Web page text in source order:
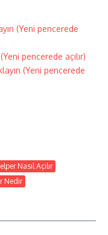
(Yeni pencerede
pencerede açılır)
(Yeni pencerede
Nasıl Açılır
Nedir